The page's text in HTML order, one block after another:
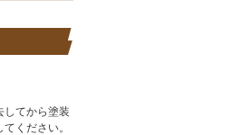
してから塗装
ください。